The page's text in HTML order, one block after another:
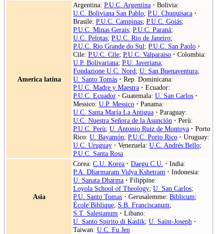
America latina
Argentina: P.U.C. Argentina · Bolivia:
U.C. Boliviana San Pablo; P.U. Chuquisaca ·
Brasile: P.U.C. Campinas; P.U.C. Goiás;
P.U.C. Minas Gerais; P.U.C. Paraná;
U.C. Pelotas; P.U.C. Rio de Janeiro;
P.U.C. Rio Grande do Sul; P.U.C. San Paolo ·
Cile: P.U.C. Cile; P.U.C. Valparaiso · Colombia:
U.P. Bolivariana; P.U. Javeriana;
Fondazione U.C. Nord; U. San Buenaventura;
U. Santo Tomás · Rep. Dominicana:
P.U.C. Madre y Maestra · Ecuador:
P.U.C. Ecuador · Guatemala: U. San Carlos ·
Messico: U.P. Messico · Panama:
U.C. Santa María La Antigua · Paraguay:
U.C. Nuestra Señora de la Asunción · Perù:
P.U.C. Perù; U. Antonio Ruiz de Montoya · Porto
Rico: U. Bayamón; P.U.C. Porto Rico · Uruguay:
U.C. Uruguay · Venezuela: U.C. Andrés Bello;
P.U.C. Santa Rosa
Asia
Corea: C.U. Korea · Daegu C.U. · India:
P.A. Dharmaram Vidya Kshetram · Indonesia:
U. Sanata Dharma · Filippine:
Loyola School of Theology; U. San Carlos;
P.U. Santo Tomas · Gerusalemme: Biblicum;
École Biblique; S.B. Franciscanum;
S.T. Salesianum · Libano:
U. Santo Spirito di Kaslik; U. Saint-Joseph ·
Taiwan: U.C. Fu Jen